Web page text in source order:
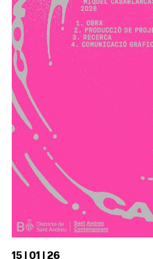
15 | 01 | 26